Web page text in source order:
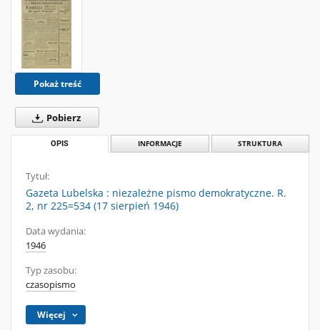
Pokaż treść
Pobierz
OPIS INFORMACJE STRUKTURA
Tytuł:
Gazeta Lubelska : niezależne pismo demokratyczne. R.
2, nr 225=534 (17 sierpień 1946)
Data wydania:
1946
Typ zasobu:
czasopismo
Więcej